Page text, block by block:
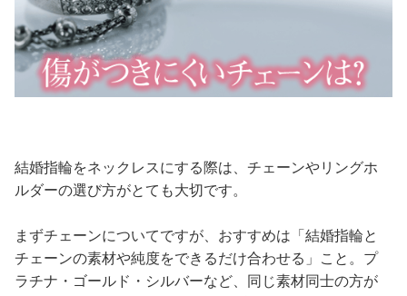
結婚指輪をネックレスにする際は、チェーンやリングホ
ルダーの選び方がとても大切です。
まずチェーンについてですが、おすすめは「結婚指輪と
チェーンの素材や純度をできるだけ合わせる」こと。プ
ラチナ・ゴールド・シルバーなど、同じ素材同士の方が